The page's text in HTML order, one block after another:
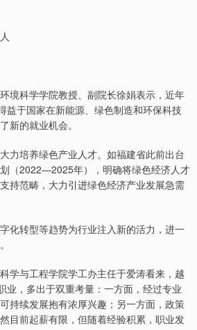
科学学院教授、副院长徐娟表示，近年
益于国家在新能源、绿色制造和环保科技
新的就业机会。
培养绿色产业人才。如福建省此前出台
（2022—2025年），明确将绿色经济人才
持范畴，大力引进绿色经济产业发展急需
转型等趋势为行业注入新的活力，进一
与工程学院学工办主任于爱涛看来，越
业，多出于双重考量：一方面，经过专业
持续发展抱有浓厚兴趣；另一方面，政策
目前起薪有限，但随着经验积累，职业发